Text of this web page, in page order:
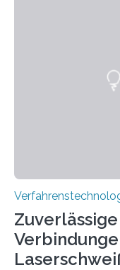
brennen, der